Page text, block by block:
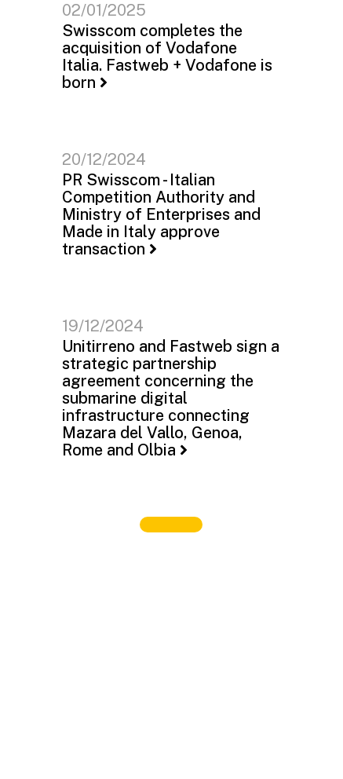
02/01/2025
Swisscom completes the
acquisition of Vodafone
Italia. Fastweb + Vodafone is
born
20/12/2024
PR Swisscom - Italian
Competition Authority and
Ministry of Enterprises and
Made in Italy approve
transaction
19/12/2024
Unitirreno and Fastweb sign a
strategic partnership
agreement concerning the
submarine digital
infrastructure connecting
Mazara del Vallo, Genoa,
Rome and Olbia